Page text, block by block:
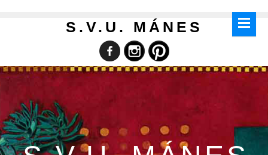
S.V.U. MÁNES